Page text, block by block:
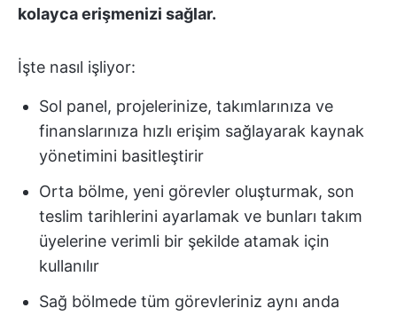
kolayca erişmenizi sağlar.
İşte nasıl işliyor:
Sol panel, projelerinize, takımlarınıza ve
finanslarınıza hızlı erişim sağlayarak kaynak
yönetimini basitleştirir
Orta bölme, yeni görevler oluşturmak, son
teslim tarihlerini ayarlamak ve bunları takım
üyelerine verimli bir şekilde atamak için
kullanılır
Sağ bölmede tüm görevleriniz aynı anda